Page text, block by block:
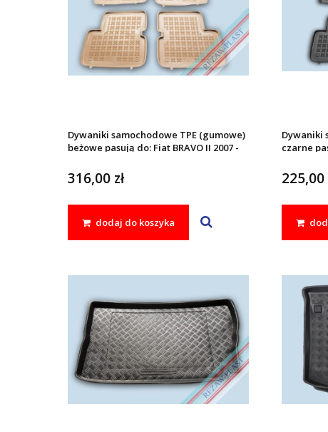
Dywaniki samochodowe TPE (gumowe)
beżowe pasują do: Fiat BRAVO II 2007 -
316,00 zł
dodaj do koszyka
Dywaniki
czarne
225,00